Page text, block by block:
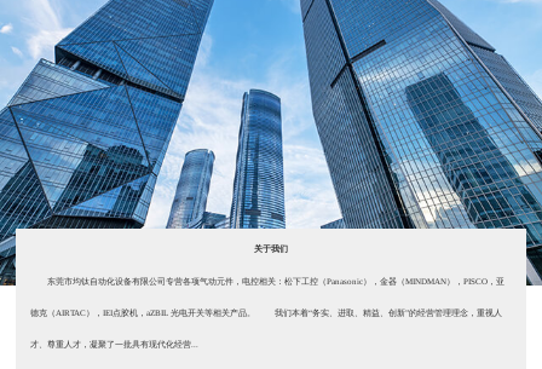
关于我们
东莞市均钛自动化设备有限公司专营各项气动元件，电控相关：松下工控（Panasonic），金器（MINDMAN），PISCO，亚
德克（AIRTAC），IEI点胶机，aZBIL 光电开关等相关产品。 我们本着“务实、进取、精益、创新”的经营管理理念，重视人
才、尊重人才，凝聚了一批具有现代化经营...